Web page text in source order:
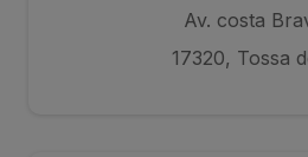
Av. costa
17320, Tossa